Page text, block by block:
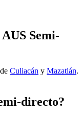
AUS Semi-
Culiacán y Mazatlán.
directo?